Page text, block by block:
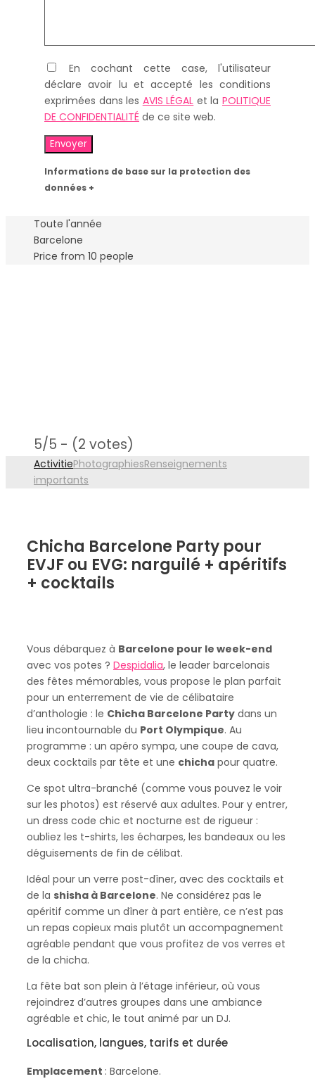
En cochant cette case, l'utilisateur
déclare avoir lu et accepté les conditions
exprimées dans les AVIS LÉGAL et laPOLITIQUE
DE CONFIDENTIALITÉ de ce site web.
Informations de base sur la protection des
données +
Toute l'année
Barcelone
Price from 10 people
5/5 - (2 votes)
ActivitiePhotographiesRenseignements
importants
Chicha Barcelone Party pour
EVJF ou EVG: narguilé + apéritifs
+ cocktails
Vous débarquez à Barcelone pour le week-end
avec vos potes ? Despidalia, le leader barcelonais
des fêtes mémorables, vous propose le plan parfait
pour un enterrement de vie de célibataire
d’anthologie : le Chicha Barcelone Party dans un
lieu incontournable du Port Olympique. Au
programme : un apéro sympa, une coupe de cava,
deux cocktails par tête et une chicha pour quatre.
Ce spot ultra-branché (comme vous pouvez le voir
sur les photos) est réservé aux adultes. Pour y entrer,
un dress code chic et nocturne est de rigueur :
oubliez les t-shirts, les écharpes, les bandeaux ou les
déguisements de fin de célibat.
Idéal pour un verre post-dîner, avec des cocktails et
de la shisha à Barcelone. Ne considérez pas le
apéritif comme un dîner à part entière, ce n’est pas
un repas copieux mais plutôt un accompagnement
agréable pendant que vous profitez de vos verres et
de la chicha.
La fête bat son plein à l’étage inférieur, où vous
rejoindrez d’autres groupes dans une ambiance
agréable et chic, le tout animé par un DJ.
Localisation, langues, tarifs et durée
Emplacement : Barcelone.